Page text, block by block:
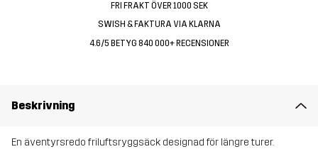
FRI FRAKT ÖVER 1000 SEK
SWISH & FAKTURA VIA KLARNA
4.6/5 BETYG 840 000+ RECENSIONER
Beskrivning
En äventyrsredo friluftsryggsäck designad för längre turer.